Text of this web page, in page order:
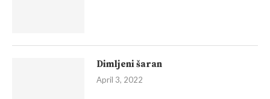
Dimljeni šaran
April 3, 2022